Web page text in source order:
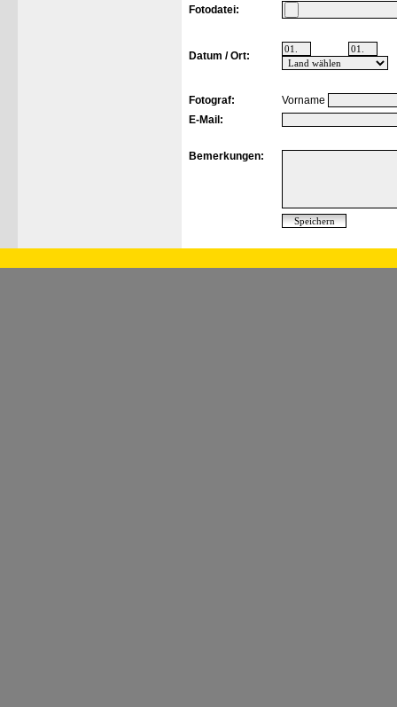
Fotodatei:
Datum / Ort:
Fotograf:
Vorname
E-Mail:
Bemerkungen: